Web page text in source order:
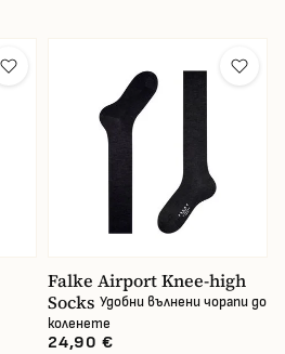
Falke Airport Knee-high
Socks Удобни вълнени чорапи до
коленете
24,90 €